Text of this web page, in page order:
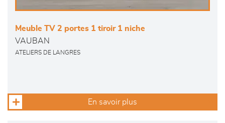
Meuble TV 2 portes 1 tiroir 1 niche
VAUBAN
ATELIERS DE LANGRES
En savoir plus